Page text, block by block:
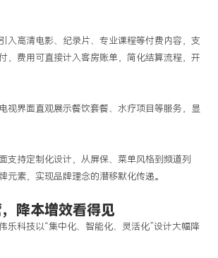
入高清电影、纪录片、专业课程等付费内容，支
，费用可直接计入客房账单，简化结算流程，开
视界面直观展示餐饮套餐、水疗项目等服务，显
支持定制化设计，从屏保、菜单风格到频道列
元素，实现品牌理念的潜移默化传递。
降本增效看得见
乐科技以“集中化、智能化、灵活化”设计大幅降